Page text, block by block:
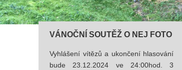
VÁNOČNÍ SOUTĚŽ O NEJ FOTO
Vyhlášení vítězů a ukončení hlasování
bude 23.12.2024 ve 24:00hod. 3